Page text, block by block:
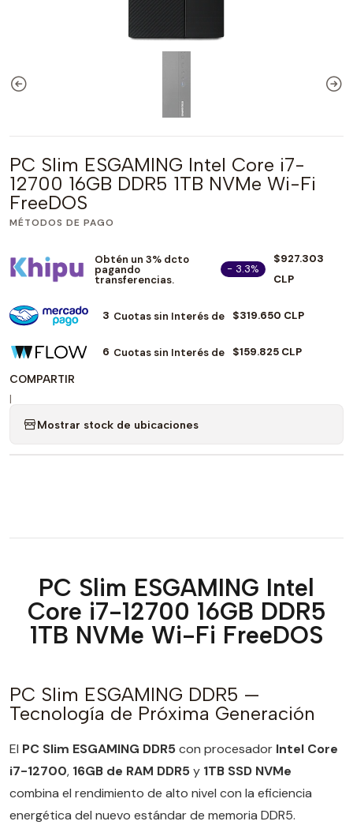
PC Slim ESGAMING Intel Core i7-
12700 16GB DDR5 1TB NVMe Wi-Fi
FreeDOS
MÉTODOS DE PAGO
Obtén un 3% dcto
pagando
transferencias.
- 3.3%
$927.303
CLP
3 Cuotas sin Interés de $319.650 CLP
6 Cuotas sin Interés de $159.825 CLP
COMPARTIR
|
Mostrar stock de ubicaciones
PC Slim ESGAMING Intel
Core i7-12700 16GB DDR5
1TB NVMe Wi-Fi FreeDOS
PC Slim ESGAMING DDR5 —
Tecnología de Próxima Generación
El PC Slim ESGAMING DDR5con procesador Intel Core
i7-12700, 16GB de RAM DDR5y 1TB SSD NVMe
combina el rendimiento de alto nivel con la eficiencia
energética del nuevo estándar de memoria DDR5.